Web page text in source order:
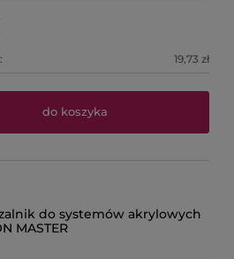
19,73 zł
do koszyka
do systemów akrylowych
MASTER